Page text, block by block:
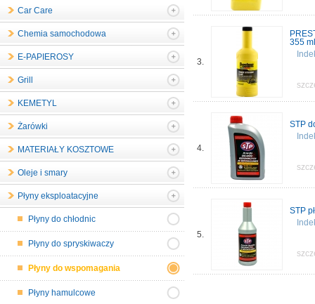
Car Care
Chemia samochodowa
E-PAPIEROSY
Grill
KEMETYL
Żarówki
MATERIAŁY KOSZTOWE
Oleje i smary
Płyny eksploatacyjne
Płyny do chłodnic
Płyny do spryskiwaczy
Płyny do wspomagania
Płyny hamulcowe
3.
355 ml
4.
STP
5.
STP